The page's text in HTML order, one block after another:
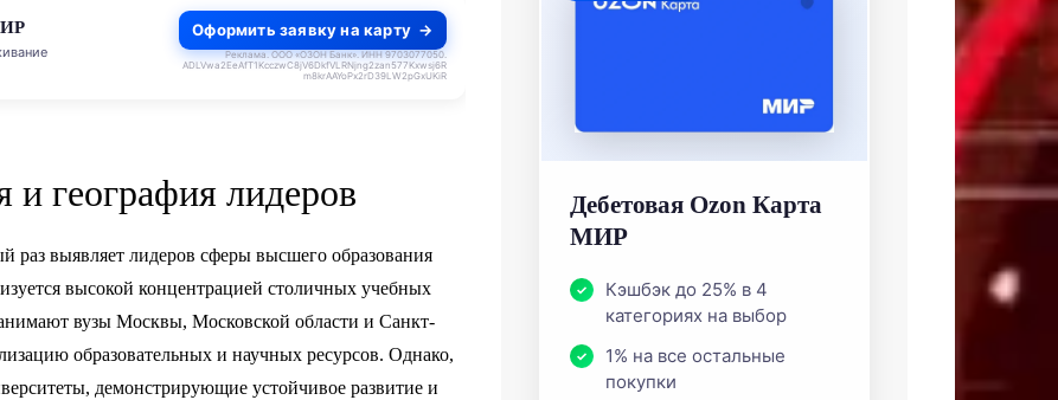
Оформить заявку на карту
Реклама. ООО «ОЗОН Банк». ИНН 9703077050.
ADLVwa2EeAfT1KcczwC8jV6DkfVLRNjng2zan577Kxwsj6R
m8krAAYoPx2rD39LW2pGxUKiR
география лидеров
выявляет лидеров сферы высшего образования
высокой концентрацией столичных учебных
вузы Москвы, Московской области и Санкт-
образовательных и научных ресурсов. Однако,
демонстрирующие устойчивое развитие и
Дебетовая Ozon Карта
МИР
Кэшбэк до 25% в 4
категориях на выбор
1% на все остальные
покупки